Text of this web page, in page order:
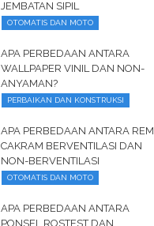
JEMBATAN SIPIL
OTOMATIS DAN MOTO
APA PERBEDAAN ANTARA
WALLPAPER VINIL DAN NON-
ANYAMAN?
PERBAIKAN DAN KONSTRUKSI
APA PERBEDAAN ANTARA REM
CAKRAM BERVENTILASI DAN
NON-BERVENTILASI
OTOMATIS DAN MOTO
APA PERBEDAAN ANTARA
PONSEL ROSTEST DAN